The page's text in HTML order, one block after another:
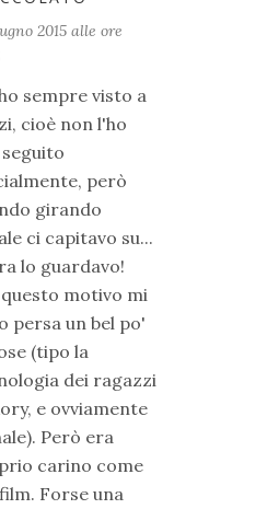
2015 alle ore
sempre visto a
cioè non l'ho
però
girando
ci capitavo su...
lo guardavo!
motivo mi
persa un bel po'
(tipo la
dei ragazzi
e ovviamente
Però era
carino come
Forse una